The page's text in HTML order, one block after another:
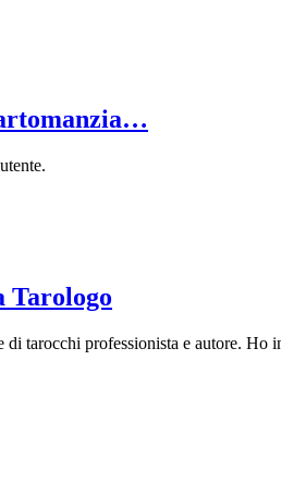
Tarologo
di tarocchi professionista e autore.